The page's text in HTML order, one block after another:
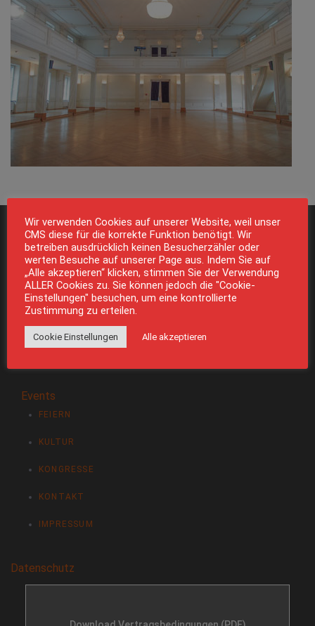
Ballhaus Rosenheim
Weinstrasse 12
83022 Rosenheim
Tel.: 08031 / 79 88 00
E-Mail:info@ballhaus-rosenheim.de
Events
FEIERN
KULTUR
KONGRESSE
KONTAKT
IMPRESSUM
Datenschutz
Wir verwenden Cookies auf unserer Website, weil unser
CMS diese für die korrekte Funktion benötigt. Wir
betreiben ausdrücklich keinen Besucherzähler oder
werten Besuche auf unserer Page aus. Indem Sie auf
„Alle akzeptieren“ klicken, stimmen Sie der Verwendung
ALLER Cookies zu. Sie können jedoch die "Cookie-
Einstellungen" besuchen, um eine kontrollierte
Zustimmung zu erteilen.
Cookie Einstellungen Alle akzeptieren